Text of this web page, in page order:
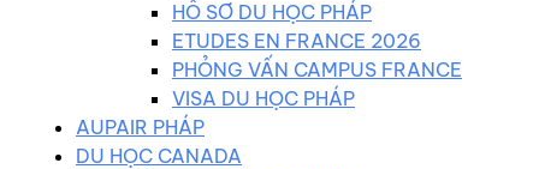
HỒ SƠ DU HỌC PHÁP
ETUDES EN FRANCE 2026
PHỎNG VẤN CAMPUS FRANCE
VISA DU HỌC PHÁP
AUPAIR PHÁP
DU HỌC CANADA